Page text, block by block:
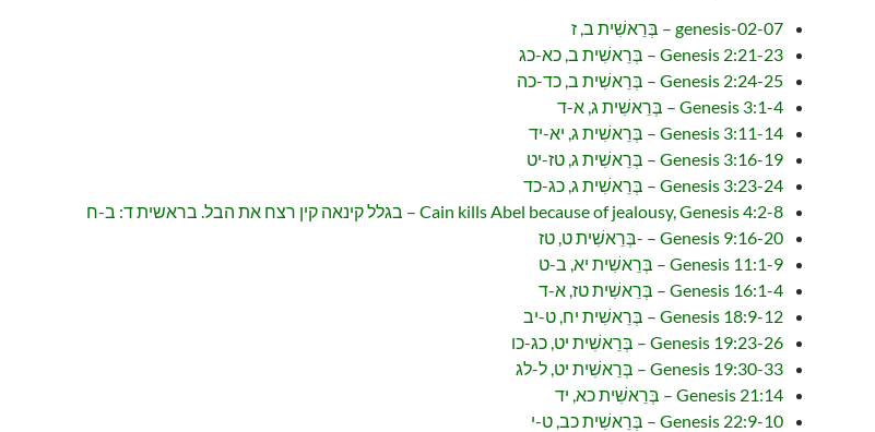
genesis-02-07 – בְּרֵאשִׁית ב, ז
Genesis 2:21-23 – בְּרֵאשִׁית ב, כא-כג
Genesis 2:24-25 – בְּרֵאשִׁית ב, כד-כה
Genesis 3:1-4 – בְּרֵאשִׁית ג, א-ד
Genesis 3:11-14 – בְּרֵאשִׁית ג, יא-יד
Genesis 3:16-19 – בְּרֵאשִׁית ג, טז-יט
Genesis 3:23-24 – בְּרֵאשִׁית ג, כג-כד
Cain kills Abel because of jealousy, Genesis 4:2-8 – בגלל קינאה קין רצח את הבל. בראשית ד: ב-ח
Genesis 9:16-20 – -בְּרֵאשִׁית ט, טז
Genesis 11:1-9 – בְּרֵאשִׁית יא, ב-ט
Genesis 16:1-4 – בְּרֵאשִׁית טז, א-ד
Genesis 18:9-12 – בְּרֵאשִׁית יח, ט-יב
Genesis 19:23-26 – בְּרֵאשִׁית יט, כג-כו
Genesis 19:30-33 – בְּרֵאשִׁית יט, ל-לג
Genesis 21:14 – בְּרֵאשִׁית כא, יד
Genesis 22:9-10 – בְּרֵאשִׁית כב, ט-י